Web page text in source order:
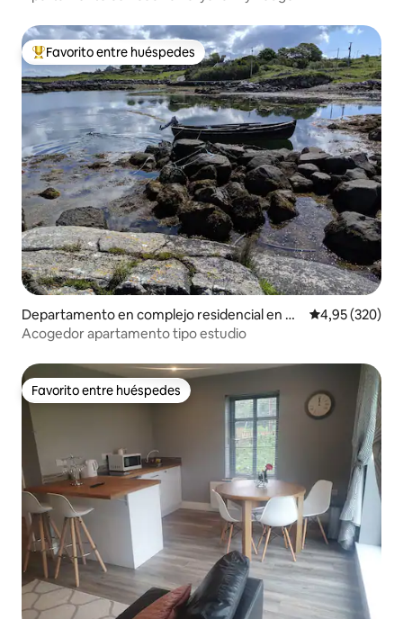
Favorito entre los huéspedes más destacados
Favorito entre huéspedes
Departamento en complejo residencial en C
ounty Galway
Calificación
4,95 (320)
Acogedor apartamento tipo estudio
Favorito entre huéspedes
Favorito entre huéspedes